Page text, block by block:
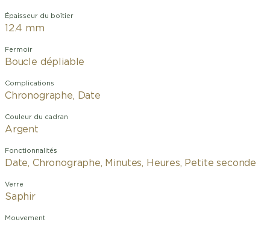
Épaisseur du boîtier
12.4 mm
Fermoir
Boucle dépliable
Complications
Chronographe, Date
Couleur du cadran
Argent
Fonctionnalités
Date, Chronographe, Minutes, Heures, Petite seconde
Verre
Saphir
Mouvement